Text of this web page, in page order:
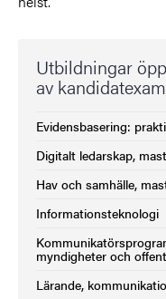
Utbildningar
av
Evidensbasering:
Digitalt ledarskap,
Hav och samhälle,
Informationsteknologi
myndigheter och
Lärande,